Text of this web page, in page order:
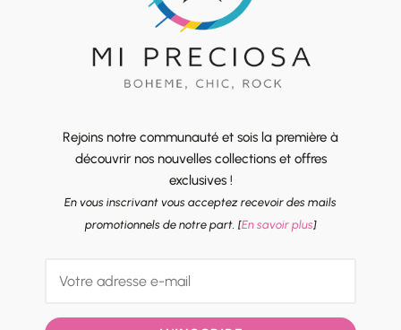
Rejoins notre communauté et sois la première à
découvrir nos nouvelles collections et offres
exclusives !
En vous inscrivant vous acceptez recevoir des mails
promotionnels de notre part. [En savoir plus]